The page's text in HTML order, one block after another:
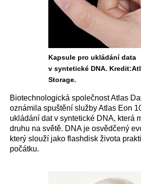
Kapsule pro ukládání data
v syntetické DNA.
Storage.
Biotechnologická společnost Atlas
oznámila spuštění služby Atlas Eon
ukládání dat v syntetické DNA, která
druhu na světě. DNA je osvědčený
který slouží jako flashdisk života
počátku.